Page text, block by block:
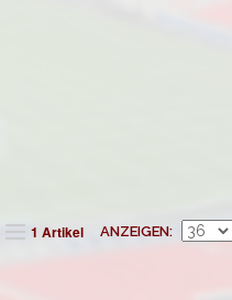
1 Artikel ANZEIGEN